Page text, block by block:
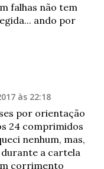
falhas não tem
ando por
às 22:18
por orientação
24 comprimidos
nenhum, mas,
durante a cartela
corrimento